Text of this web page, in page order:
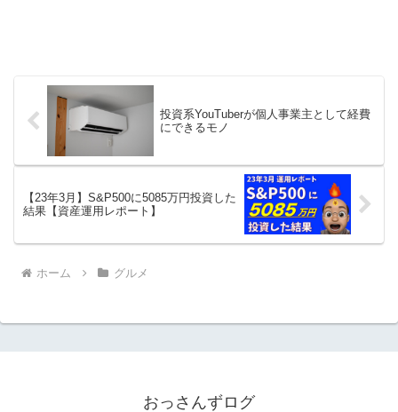
投資系YouTuberが個人事業主として経費
にできるモノ
【23年3月】S&P500に5085万円投資した
結果【資産運用レポート】
ホーム グルメ
おっさんずログ